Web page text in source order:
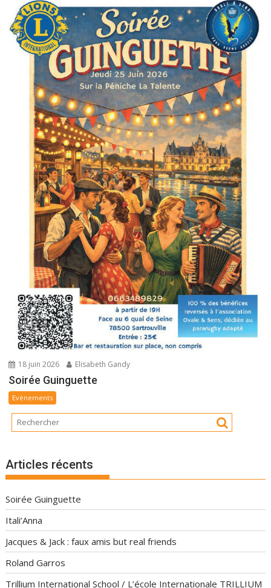
18 juin 2026 Elisabeth Gandy
Soirée Guinguette
Evènements
Articles récents
Soirée Guinguette
Itali’Anna
Jacques & Jack : faux amis but real friends
Roland Garros
Trillium International School / L’école Internationale TRILLIUM